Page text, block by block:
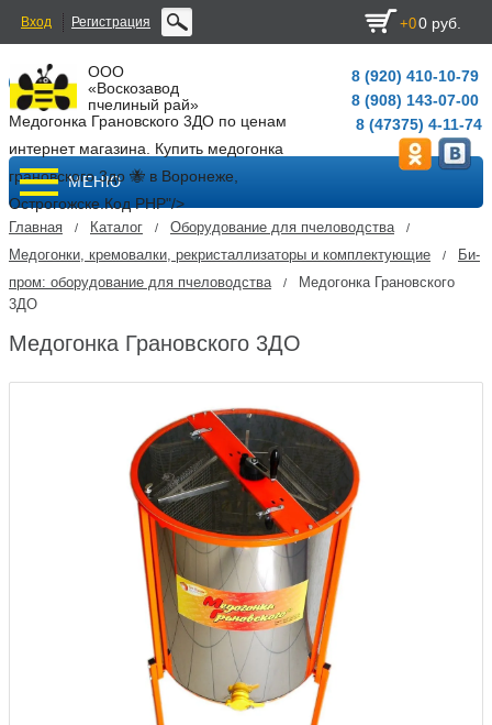
Вход Регистрация +00 руб.
ООО
«Воскозавод
пчелиный рай»
Медогонка Грановского 3ДО по ценам
интернет магазина. Купить медогонка
грановского 3до 🐝 в Воронеже,
Острогожске. Код PHP"/>
8 (920) 410-10-79
8 (908) 143-07-00
8 (47375) 4-11-74
МЕНЮ
Главная / Каталог / Оборудование для пчеловодства /
Медогонки, кремовалки, рекристаллизаторы и комплектующие /
Би-
пром: оборудование для пчеловодства
/
Медогонка Грановского
3ДО
Медогонка Грановского 3ДО